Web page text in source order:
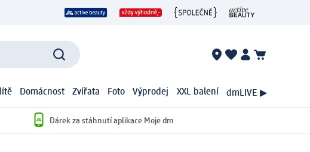
Domácnost Zvířata Foto Výprodej XXL balení dmLIVE ▶
Dárek za stáhnutí aplikace Moje dm